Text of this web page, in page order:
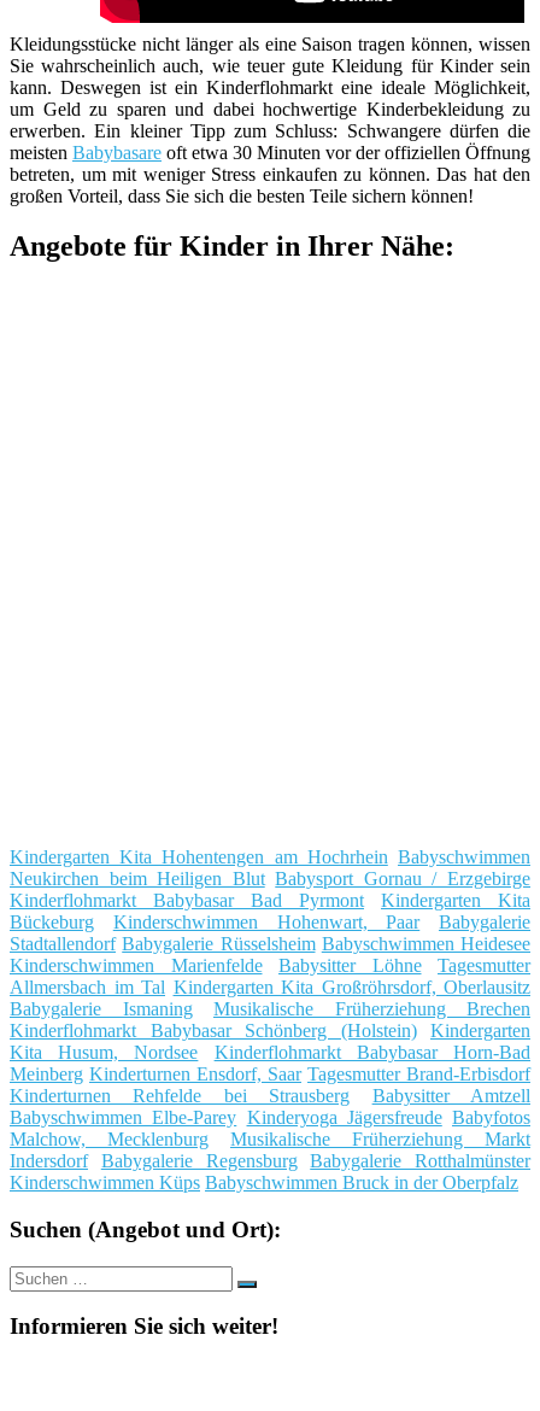
Kleidungsstücke nicht länger als eine Saison tragen können, wissen
Sie wahrscheinlich auch, wie teuer gute Kleidung für Kinder sein
kann. Deswegen ist ein Kinderflohmarkt eine ideale Möglichkeit,
um Geld zu sparen und dabei hochwertige Kinderbekleidung zu
erwerben. Ein kleiner Tipp zum Schluss: Schwangere dürfen die
meisten Babybasare oft etwa 30 Minuten vor der offiziellen Öffnung
betreten, um mit weniger Stress einkaufen zu können. Das hat den
großen Vorteil, dass Sie sich die besten Teile sichern können!
Angebote für Kinder in Ihrer Nähe:
Kindergarten Kita Hohentengen am Hochrhein Babyschwimmen
Neukirchen beim Heiligen Blut Babysport Gornau / Erzgebirge
Kinderflohmarkt Babybasar Bad Pyrmont
Kindergarten Kita
Bückeburg
Kinderschwimmen Hohenwart, Paar
Babygalerie
Stadtallendorf Babygalerie Rüsselsheim Babyschwimmen Heidesee
Kinderschwimmen Marienfelde
Babysitter Löhne
Tagesmutter
Allmersbach im Tal Kindergarten Kita Großröhrsdorf, Oberlausitz
Babygalerie Ismaning
Musikalische Früherziehung Brechen
Kinderflohmarkt Babybasar Schönberg (Holstein)
Kindergarten
Kita Husum, Nordsee
Kinderflohmarkt Babybasar Horn-Bad
Meinberg Kinderturnen Ensdorf, Saar Tagesmutter Brand-Erbisdorf
Kinderturnen Rehfelde bei Strausberg
Babysitter Amtzell
Babyschwimmen Elbe-Parey Kinderyoga Jägersfreude Babyfotos
Malchow, Mecklenburg
Musikalische Früherziehung Markt
Indersdorf
Babygalerie Regensburg
Babygalerie Rotthalmünster
Kinderschwimmen Küps Babyschwimmen Bruck in der Oberpfalz
Suchen (Angebot und Ort):
Suche
nach:
Suchen
Informieren Sie sich weiter!